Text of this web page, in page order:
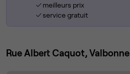
meilleurs prix
service gratuit
Rue Albert Caquot, Valbonne